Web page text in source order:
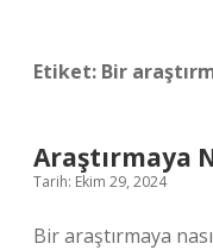
Etiket: Bir
Araştırmaya
Tarih: Ekim 29, 2024
Bir araştırmaya